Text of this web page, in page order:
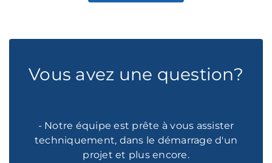
Vous avez une question?
- Notre équipe est prête à vous assister
techniquement, dans le démarrage d'un
projet et plus encore.